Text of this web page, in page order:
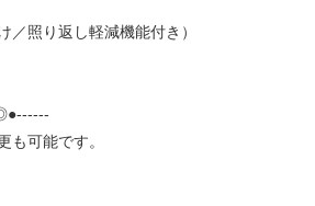
／照り返し軽減機能付き）
も可能です。